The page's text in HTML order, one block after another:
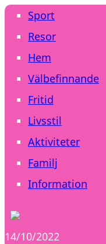
Sport
Resor
Hem
Välbefinnande
Fritid
Livsstil
Aktiviteter
Familj
Information
14/10/2022